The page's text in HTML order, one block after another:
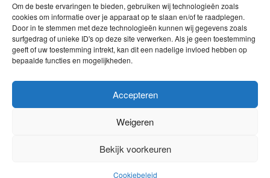
Om de beste ervaringen te bieden, gebruiken wij technologieën zoals
cookies om informatie over je apparaat op te slaan en/of te raadplegen.
Door in te stemmen met deze technologieën kunnen wij gegevens zoals
surfgedrag of unieke ID's op deze site verwerken. Als je geen toestemming
geeft of uw toestemming intrekt, kan dit een nadelige invloed hebben op
bepaalde functies en mogelijkheden.
Accepteren
Weigeren
Bekijk voorkeuren
Cookiebeleid
BTW: BE0405.895.609
IBAN: KBC / BE51 7340 2410 9862
BIC: KBC / KREDBEBB
Wettelijke-disclaimer|Email disclaimer |
verkoopsvoorwaarden